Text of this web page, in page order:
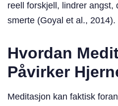
reell forskjell, lindrer angst,
smerte (Goyal et al., 2014).
Hvordan
Påvirker
Meditasjon kan faktisk